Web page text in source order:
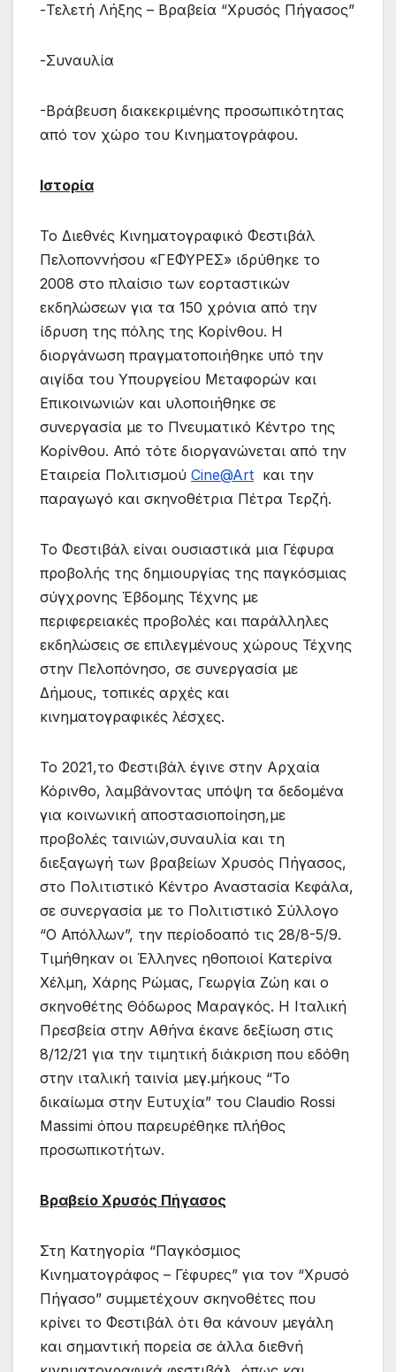
-Τελετή Λήξης – Βραβεία “Χρυσός Πήγασος”
-Συναυλία
-Bράβευση διακεκριμένης προσωπικότητας
από τον χώρο του Κινηματογράφου.
Ιστορία
Το Διεθνές Κινηματογραφικό Φεστιβάλ
Πελοποννήσου «ΓΕΦΥΡΕΣ» ιδρύθηκε το
2008 στο πλαίσιο των εορταστικών
εκδηλώσεων για τα 150 χρόνια από την
ίδρυση της πόλης της Κορίνθου. Η
διοργάνωση πραγματοποιήθηκε υπό την
αιγίδα του Υπουργείου Μεταφορών και
Επικοινωνιών και υλοποιήθηκε σε
συνεργασία με το Πνευματικό Κέντρο της
Κορίνθου. Από τότε διοργανώνεται από την
Εταιρεία Πολιτισμού Cine@Art και την
παραγωγό και σκηνοθέτρια Πέτρα Τερζή.
Το Φεστιβάλ είναι ουσιαστικά μια Γέφυρα
προβολής της δημιουργίας της παγκόσμιας
σύγχρονης Έβδομης Τέχνης με
περιφερειακές προβολές και παράλληλες
εκδηλώσεις σε επιλεγμένους χώρους Τέχνης
στην Πελοπόνησο, σε συνεργασία με
Δήμους, τοπικές αρχές και
κινηματογραφικές λέσχες.
Το 2021,το Φεστιβάλ έγινε στην Αρχαία
Κόρινθο, λαμβάνοντας υπόψη τα δεδομένα
για κοινωνική αποστασιοποίηση,με
προβολές ταινιών,συναυλία και τη
διεξαγωγή των βραβείων Χρυσός Πήγασος,
στο Πολιτιστικό Κέντρο Αναστασία Κεφάλα,
σε συνεργασία με το Πολιτιστικό Σύλλογο
“Ο Απόλλων”, την περίοδοαπό τις 28/8-5/9.
Τιμήθηκαν οι Έλληνες ηθοποιοί Κατερίνα
Χέλμη, Χάρης Ρώμας, Γεωργία Ζώη και ο
σκηνοθέτης Θόδωρος Μαραγκός. Η Ιταλική
Πρεσβεία στην Αθήνα έκανε δεξίωση στις
8/12/21 για την τιμητική διάκριση που εδόθη
στην ιταλική ταινία μεγ.μήκους “Το
δικαίωμα στην Ευτυχία” του Claudio Rossi
Massimi όπου παρευρέθηκε πλήθος
προσωπικοτήτων.
Βραβείο Χρυσός Πήγασος
Στη Κατηγορία “Παγκόσμιος
Κινηματογράφος – Γέφυρες” για τον “Χρυσό
Πήγασο” συμμετέχουν σκηνοθέτες που
κρίνει το Φεστιβάλ ότι θα κάνουν μεγάλη
και σημαντική πορεία σε άλλα διεθνή